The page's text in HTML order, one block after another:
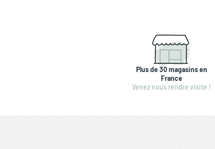
Plus de 30 magasins en
France
Venez nous rendre visite !